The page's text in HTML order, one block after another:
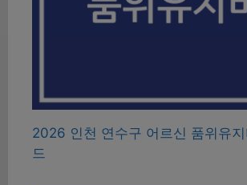
2026 인천 연수구 어르신 품위유
드